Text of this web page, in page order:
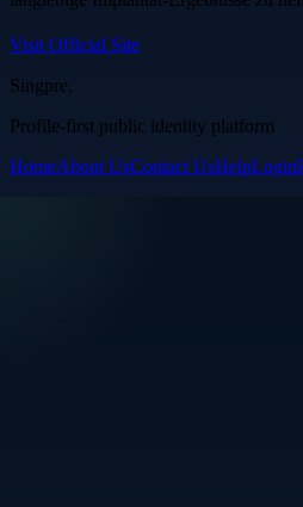
Visit Official Site
Singpre.
Profile-first public identity platform
HomeAbout UsContact UsHelpLogin